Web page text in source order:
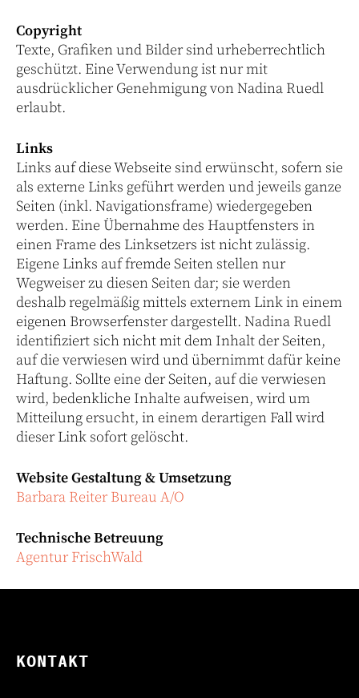
Copyright
Texte, Grafiken und Bilder sind urheberrechtlich
geschützt. Eine Verwendung ist nur mit
ausdrücklicher Genehmigung von Nadina Ruedl
erlaubt.
Links
Links auf diese Webseite sind erwünscht, sofern sie
als externe Links geführt werden und jeweils ganze
Seiten (inkl. Navigationsframe) wiedergegeben
werden. Eine Übernahme des Hauptfensters in
einen Frame des Linksetzers ist nicht zulässig.
Eigene Links auf fremde Seiten stellen nur
Wegweiser zu diesen Seiten dar; sie werden
deshalb regelmäßig mittels externem Link in einem
eigenen Browserfenster dargestellt. Nadina Ruedl
identifiziert sich nicht mit dem Inhalt der Seiten,
auf die verwiesen wird und übernimmt dafür keine
Haftung. Sollte eine der Seiten, auf die verwiesen
wird, bedenkliche Inhalte aufweisen, wird um
Mitteilung ersucht, in einem derartigen Fall wird
dieser Link sofort gelöscht.
Website Gestaltung & Umsetzung
Barbara Reiter Bureau A/O
Technische Betreuung
Agentur FrischWald
KONTAKT